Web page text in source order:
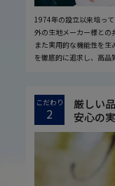
1974年の設立以来培っ
外の生地メーカー様との
また実用的な機能性を
を徹底的に追求し、高品
こだわり
2
厳しい
安心の